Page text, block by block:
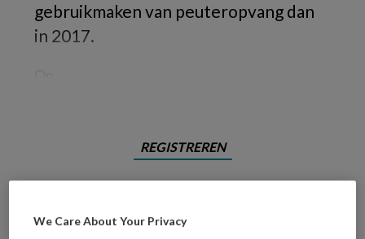
gebruikmaken van peuteropvang dan
in 2017.
REGISTREREN
Maak gratis een account aan en lees 2
We Care About Your Privacy